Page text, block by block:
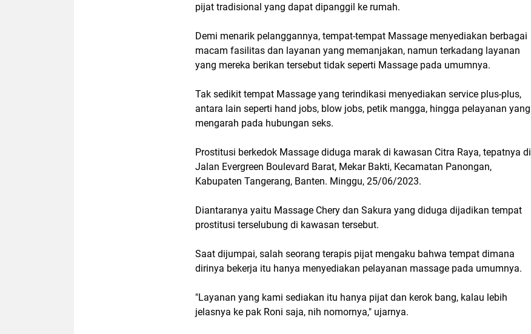
pijat tradisional yang dapat dipanggil ke rumah.
Demi menarik pelanggannya, tempat-tempat Massage menyediakan berbagai
macam fasilitas dan layanan yang memanjakan, namun terkadang layanan
yang mereka berikan tersebut tidak seperti Massage pada umumnya.
Tak sedikit tempat Massage yang terindikasi menyediakan service plus-plus,
antara lain seperti hand jobs, blow jobs, petik mangga, hingga pelayanan yang
mengarah pada hubungan seks.
Prostitusi berkedok Massage diduga marak di kawasan Citra Raya, tepatnya di
Jalan Evergreen Boulevard Barat, Mekar Bakti, Kecamatan Panongan,
Kabupaten Tangerang, Banten. Minggu, 25/06/2023.
Diantaranya yaitu Massage Chery dan Sakura yang diduga dijadikan tempat
prostitusi terselubung di kawasan tersebut.
Saat dijumpai, salah seorang terapis pijat mengaku bahwa tempat dimana
dirinya bekerja itu hanya menyediakan pelayanan massage pada umumnya.
"Layanan yang kami sediakan itu hanya pijat dan kerok bang, kalau lebih
jelasnya ke pak Roni saja, nih nomornya," ujarnya.